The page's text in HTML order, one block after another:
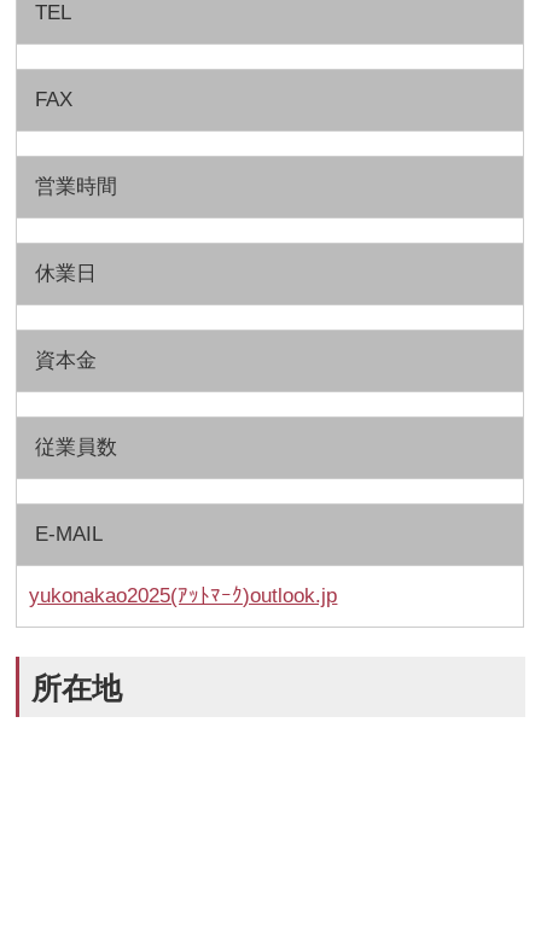
TEL
FAX
営業時間
休業日
資本金
従業員数
E-MAIL
yukonakao2025(ｱｯﾄﾏｰｸ)outlook.jp
所在地